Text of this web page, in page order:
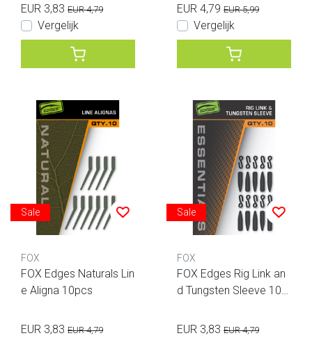
EUR 3,83 EUR 4,79
Vergelijk
EUR 4,79 EUR 5,99
Vergelijk
Sale
FOX
FOX Edges Naturals Lin
e Aligna 10pcs
EUR 3,83 EUR 4,79
Sale
FOX
FOX Edges Rig Link an
d Tungsten Sleeve 10p
EUR 3,83 EUR 4,79